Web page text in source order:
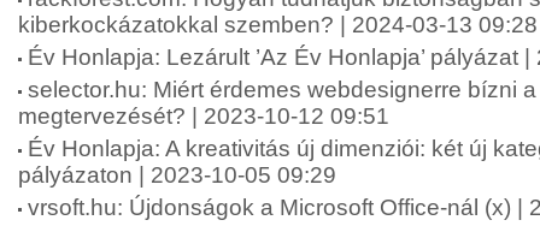
kiberkockázatokkal szemben? | 2024-03-13 09:28
Év Honlapja: Lezárult ’Az Év Honlapja’ pályázat
selector.hu: Miért érdemes webdesignerre bízni
megtervezését? | 2023-10-12 09:51
Év Honlapja: A kreativitás új dimenziói: két új
pályázaton | 2023-10-05 09:29
vrsoft.hu: Újdonságok a Microsoft Office-nál (x) |